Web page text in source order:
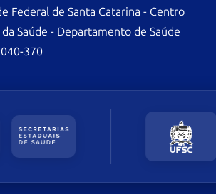
Federal de Santa Catarina - Centro
Saúde - Departamento de Saúde
370